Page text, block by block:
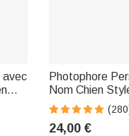
avec
Photophore
Nom Chien
Bougie LED à
Souvenir pour
24,00 €